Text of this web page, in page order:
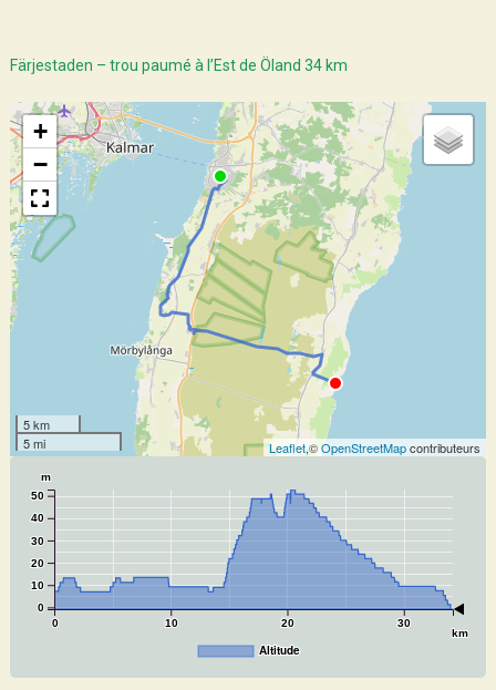
Färjestaden – trou paumé à l’Est de Öland 34 km
+
−
5 km
5 mi
Leaflet,©OpenStreetMapcontributeurs
0 10 20 30
km
0
10
20
30
40
50
m
Altitude